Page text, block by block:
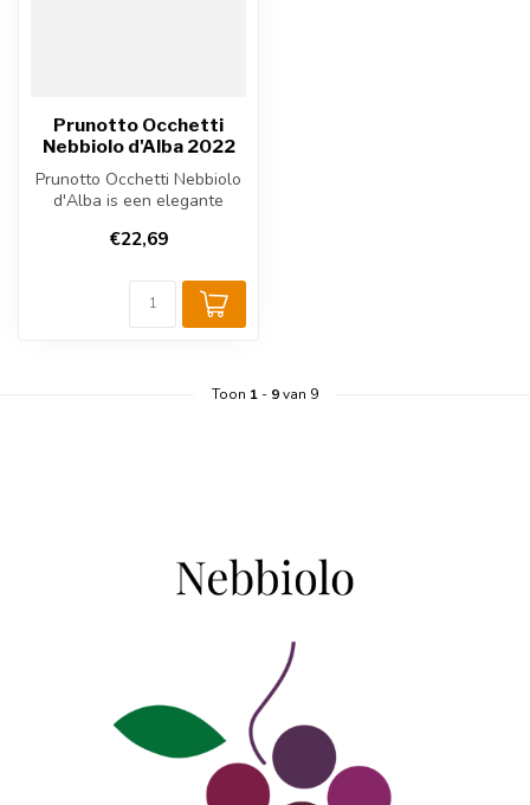
Prunotto Occhetti
Nebbiolo d'Alba 2022
Prunotto Occhetti Nebbiolo
d'Alba is een elegante
Piemo...
€22,69
Toon 1- 9van 9